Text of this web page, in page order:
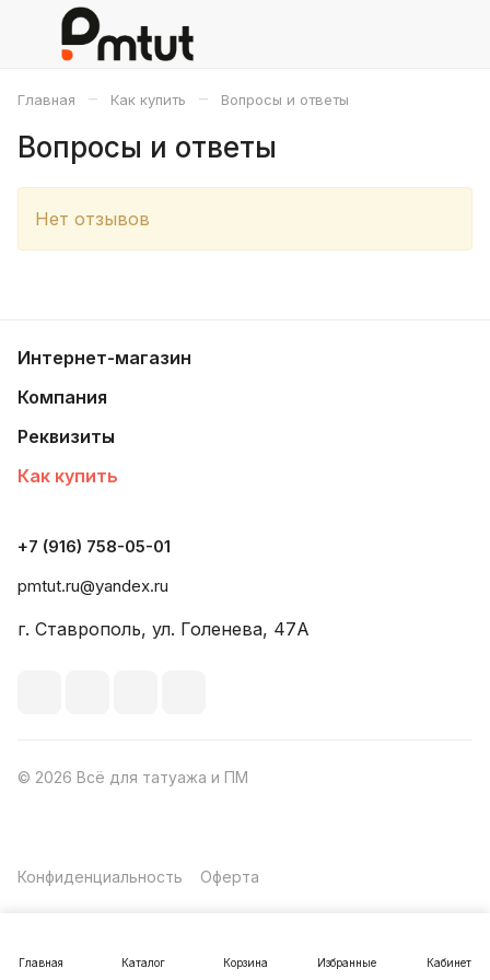
Главная – Как купить – Вопросы и ответы
Вопросы и ответы
Нет отзывов
Главная Каталог Корзина Избранные Кабинет
Интернет-магазин
Компания
Реквизиты
Как купить
+7 (916) 758-05-01
pmtut.ru@yandex.ru
г. Ставрополь, ул. Голенева, 47А
© 2026 Всё для татуажа и ПМ
Конфиденциальность Оферта